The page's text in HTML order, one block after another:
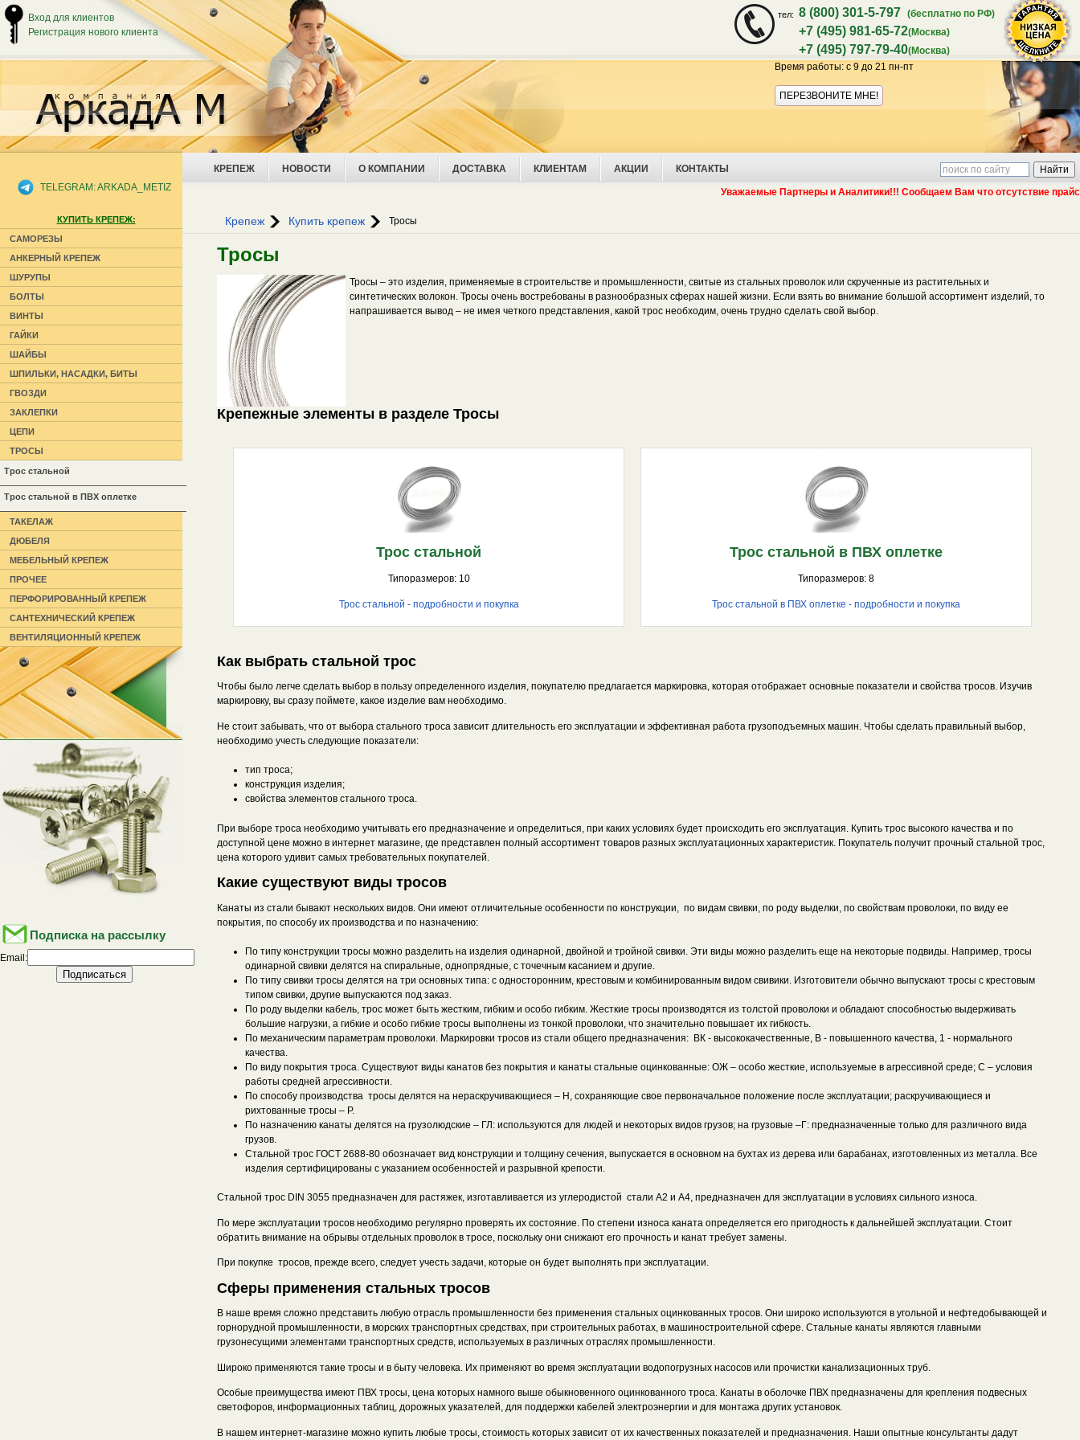
тел: 8 (800) 301-5-797 (бесплатно по РФ)
+7 (495) 981-65-72(Москва)
+7 (495) 797-79-40(Москва)
Время работы: с 9 до 21 пн-пт
ПЕРЕЗВОНИТЕ МНЕ!
Акция:
КРЕПЕЖ НОВОСТИ О КОМПАНИИ ДОСТАВКА КЛИЕНТАМ АКЦИИ КОНТАКТЫ
Уважаемые Партнеры и Аналитики!!! Сообщаем Вам что отсутствие прайс
Крепеж Купить крепеж Тросы
Тросы
Тросы – это изделия, применяемые в строительстве и промышленности, свитые из стальных проволок или скрученные из растительных и
синтетических волокон. Тросы очень востребованы в разнообразных сферах нашей жизни. Если взять во внимание большой ассортимент изделий, то
напрашивается вывод – не имея четкого представления, какой трос необходим, очень трудно сделать свой выбор.
Крепежные элементы в разделе Тросы
Трос стальной
Типоразмеров: 10
Трос стальной - подробности и покупка
Трос стальной в ПВХ оплетке
Типоразмеров: 8
Трос стальной в ПВХ оплетке - подробности и покупка
Как выбрать стальной трос
Чтобы было легче сделать выбор в пользу определенного изделия, покупателю предлагается маркировка, которая отображает основные показатели и свойства тросов. Изучив
маркировку, вы сразу поймете, какое изделие вам необходимо.
Не стоит забывать, что от выбора стального троса зависит длительность его эксплуатации и эффективная работа грузоподъемных машин. Чтобы сделать правильный выбор,
необходимо учесть следующие показатели:
тип троса;
конструкция изделия;
свойства элементов стального троса.
При выборе троса необходимо учитывать его предназначение и определиться, при каких условиях будет происходить его эксплуатация. Купить трос высокого качества и по
доступной цене можно в интернет магазине, где представлен полный ассортимент товаров разных эксплуатационных характеристик. Покупатель получит прочный стальной трос,
цена которого удивит самых требовательных покупателей.
Какие существуют виды тросов
Канаты из стали бывают нескольких видов. Они имеют отличительные особенности по конструкции, по видам свивки, по роду выделки, по свойствам проволоки, по виду ее
покрытия, по способу их производства и по назначению:
По типу конструкции тросы можно разделить на изделия одинарной, двойной и тройной свивки. Эти виды можно разделить еще на некоторые подвиды. Например, тросы
одинарной свивки делятся на спиральные, однопрядные, с точечным касанием и другие.
По типу свивки тросы делятся на три основных типа: с односторонним, крестовым и комбинированным видом свивики. Изготовители обычно выпускают тросы с крестовым
типом свивки, другие выпускаются под заказ.
По роду выделки кабель, трос может быть жестким, гибким и особо гибким. Жесткие тросы производятся из толстой проволоки и обладают способностью выдерживать
большие нагрузки, а гибкие и особо гибкие тросы выполнены из тонкой проволоки, что значительно повышает их гибкость.
По механическим параметрам проволоки. Маркировки тросов из стали общего предназначения: ВК - высококачественные, В - повышенного качества, 1 - нормального
качества.
По виду покрытия троса. Существуют виды канатов без покрытия и канаты стальные оцинкованные: ОЖ – особо жесткие, используемые в агрессивной среде; С – условия
работы средней агрессивности.
По способу производства тросы делятся на нераскручивающиеся – Н, сохраняющие свое первоначальное положение после эксплуатации; раскручивающиеся и
рихтованные тросы – Р.
По назначению канаты делятся на грузолюдские – ГЛ: используются для людей и некоторых видов грузов; на грузовые –Г: предназначенные только для различного вида
грузов.
Стальной трос ГОСТ 2688-80 обозначает вид конструкции и толщину сечения, выпускается в основном на бухтах из дерева или барабанах, изготовленных из металла. Все
изделия сертифицированы с указанием особенностей и разрывной крепости.
Стальной трос DIN 3055 предназначен для растяжек, изготавливается из углеродистой стали А2 и А4, предназначен для эксплуатации в условиях сильного износа.
По мере эксплуатации тросов необходимо регулярно проверять их состояние. По степени износа каната определяется его пригодность к дальнейшей эксплуатации. Стоит
обратить внимание на обрывы отдельных проволок в тросе, поскольку они снижают его прочность и канат требует замены.
При покупке тросов, прежде всего, следует учесть задачи, которые он будет выполнять при эксплуатации.
Сферы применения стальных тросов
В наше время сложно представить любую отрасль промышленности без применения стальных оцинкованных тросов. Они широко используются в угольной и нефтедобывающей и
горнорудной промышленности, в морских транспортных средствах, при строительных работах, в машиностроительной сфере. Стальные канаты являются главными
грузонесущими элементами транспортных средств, используемых в различных отраслях промышленности.
Широко применяются такие тросы и в быту человека. Их применяют во время эксплуатации водопогрузных насосов или прочистки канализационных труб.
Особые преимущества имеют ПВХ тросы, цена которых намного выше обыкновенного оцинкованного троса. Канаты в оболочке ПВХ предназначены для крепления подвесных
светофоров, информационных таблиц, дорожных указателей, для поддержки кабелей электроэнергии и для монтажа других установок.
В нашем интернет-магазине можно купить любые тросы, стоимость которых зависит от их качественных показателей и предназначения. Наши опытные консультанты дадут
TELEGRAM: ARKADA_METIZ
КУПИТЬ КРЕПЕЖ:
САМОРЕЗЫ
АНКЕРНЫЙ КРЕПЕЖ
ШУРУПЫ
БОЛТЫ
ВИНТЫ
ГАЙКИ
ШАЙБЫ
ШПИЛЬКИ, НАСАДКИ, БИТЫ
ГВОЗДИ
ЗАКЛЕПКИ
ЦЕПИ
ТРОСЫ
Трос стальной
Трос стальной в ПВХ оплетке
ТАКЕЛАЖ
ДЮБЕЛЯ
МЕБЕЛЬНЫЙ КРЕПЕЖ
ПРОЧЕЕ
ПЕРФОРИРОВАННЫЙ КРЕПЕЖ
САНТЕХНИЧЕСКИЙ КРЕПЕЖ
ВЕНТИЛЯЦИОННЫЙ КРЕПЕЖ
Подписка на рассылку
Email:
Вход для клиентов
Регистрация нового клиента